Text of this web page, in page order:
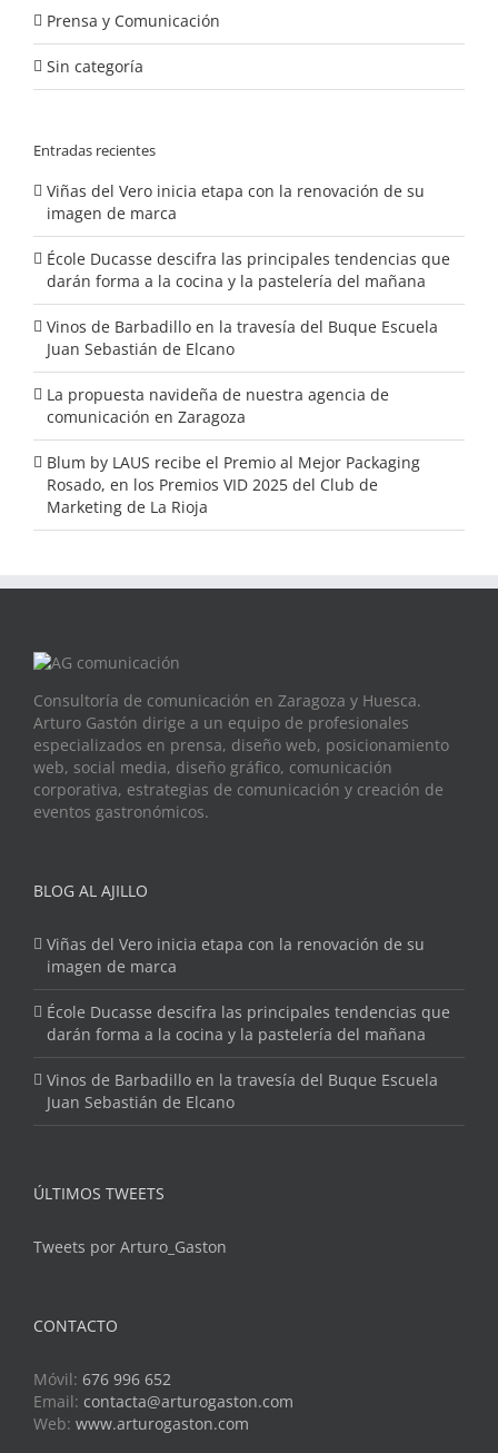
Prensa y Comunicación
Sin categoría
Entradas recientes
Viñas del Vero inicia etapa con la renovación de su
imagen de marca
École Ducasse descifra las principales tendencias que
darán forma a la cocina y la pastelería del mañana
Vinos de Barbadillo en la travesía del Buque Escuela
Juan Sebastián de Elcano
La propuesta navideña de nuestra agencia de
comunicación en Zaragoza
Blum by LAUS recibe el Premio al Mejor Packaging
Rosado, en los Premios VID 2025 del Club de
Marketing de La Rioja
Consultoría de comunicación en Zaragoza y Huesca.
Arturo Gastón dirige a un equipo de profesionales
especializados en prensa, diseño web, posicionamiento
web, social media, diseño gráfico, comunicación
corporativa, estrategias de comunicación y creación de
eventos gastronómicos.
BLOG AL AJILLO
Viñas del Vero inicia etapa con la renovación de su
imagen de marca
École Ducasse descifra las principales tendencias que
darán forma a la cocina y la pastelería del mañana
Vinos de Barbadillo en la travesía del Buque Escuela
Juan Sebastián de Elcano
ÚLTIMOS TWEETS
Tweets por Arturo_Gaston
CONTACTO
Móvil: 676 996 652
Email: contacta@arturogaston.com
Web: www.arturogaston.com